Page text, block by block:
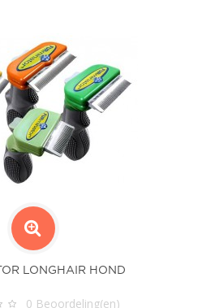
LONGHAIR HOND
0 Beoordeling(en)